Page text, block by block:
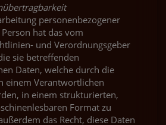
personenbezogener
hat das vom
und Verordnungsgeber
sie betreffenden
Daten, welche durch die
einem Verantwortlichen
in einem strukturierten,
Format zu
das Recht, diese Daten